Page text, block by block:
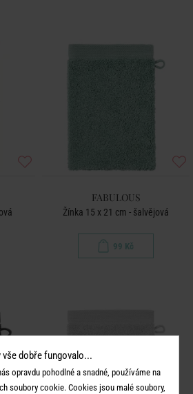
FABULOUS
Žínka 15 x 21 cm - šalvějová
99 Kč
vše dobře fungovalo...
opravdu pohodlné a snadné, používáme na
soubory cookie. Cookies jsou malé soubory,